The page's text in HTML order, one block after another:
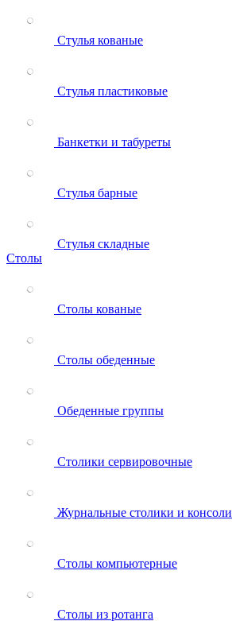
Стулья кованые
Стулья пластиковые
Банкетки и табуреты
Стулья барные
Стулья складные
Столы
Столы кованые
Столы обеденные
Обеденные группы
Столики сервировочные
Журнальные столики и консоли
Столы компьютерные
Столы из ротанга